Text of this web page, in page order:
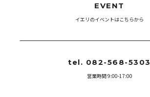
EVENT
イエリのイベントはこちらから
tel. 082-568-5303
営業時間 9:00-17:00